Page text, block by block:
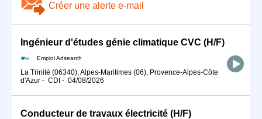
Créer une alerte e-mail
Ingénieur d'études génie climatique CVC (H/F)
Emploi Adsearch
La Trinité (06340), Alpes-Maritimes (06), Provence-Alpes-Côte
d'Azur - CDI - 04/08/2026
Conducteur de travaux électricité (H/F)